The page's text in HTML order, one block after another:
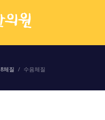
8체질 수음체질